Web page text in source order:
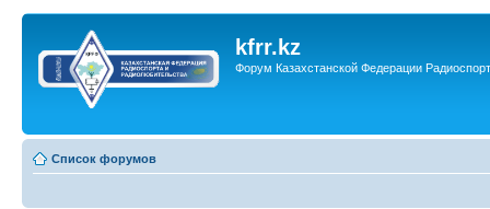
kfrr.kz
Форум Казахстанской Федерации
Список форумов